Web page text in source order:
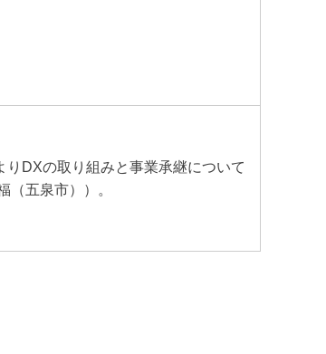
りDXの取り組みと事業承継について
（五泉市））。